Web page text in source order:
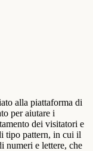
alla piattaforma di
per aiutare i
dei visitatori e
tipo pattern, in cui il
numeri e lettere, che